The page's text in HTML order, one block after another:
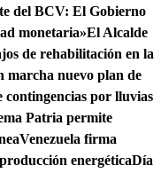
del BCV: El Gobierno
monetaria»El Alcalde
de rehabilitación en la
marcha nuevo plan de
por lluvias
Patria permite
Venezuela firma
energéticaDía